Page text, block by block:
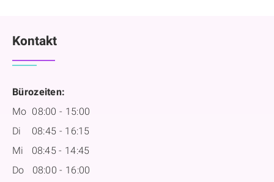
Kontakt
Bürozeiten:
Mo 08:00 - 15:00
Di 08:45 - 16:15
Mi 08:45 - 14:45
Do 08:00 - 16:00